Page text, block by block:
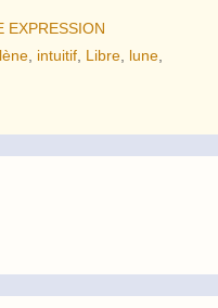
EXPRESSION
intuitif Libre lune